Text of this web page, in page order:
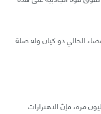
الخالي ذو كيان وله صلة
مرة، فإنّ الاهتزازات